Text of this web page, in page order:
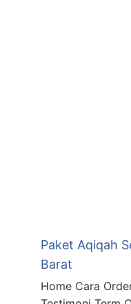
Paket Aqiqah
Barat
Home Cara